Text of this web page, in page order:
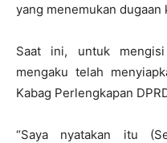
yang menemukan
Saat ini, untuk
mengaku telah
Kabag Perlengkapan
“Saya nyatakan itu